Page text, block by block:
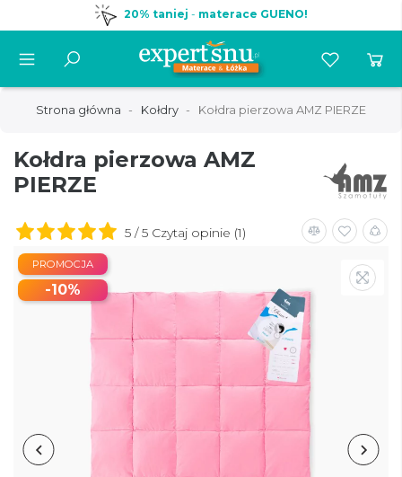
20% taniej - materace GUENO!
Strona główna Kołdry Kołdra pierzowa AMZ PIERZE
Kołdra pierzowa AMZ
PIERZE
5 / 5 Czytaj opinie (1)
PROMOCJA
-10%